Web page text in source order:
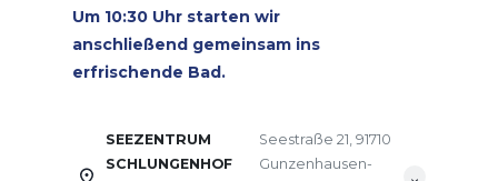
Um 10:30 Uhr starten wir
anschließend gemeinsam ins
erfrischende Bad.
SEEZENTRUM
SCHLUNGENHOF
Seestraße 21, 91710
Gunzenhausen-